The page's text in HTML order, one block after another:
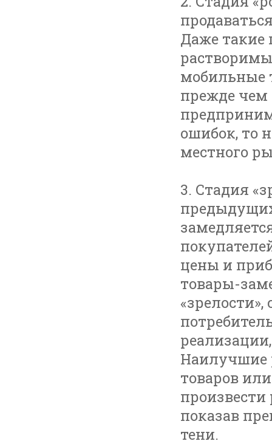
Даже такие
мобильные
прежде чем
ошибок, то
местного
3. Стадия
цены и
товары-
«зрелости»,
Наилучшие
товаров
показав
тени.